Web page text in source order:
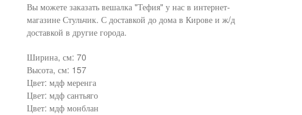
Вы можете заказать вешалка "Тефия" у нас в интернет-
магазине Стульчик. С доставкой до дома в Кирове и ж/д
доставкой в другие города.
Ширина, см: 70
Высота, см: 157
Цвет: мдф меренга
Цвет: мдф сантьяго
Цвет: мдф монблан